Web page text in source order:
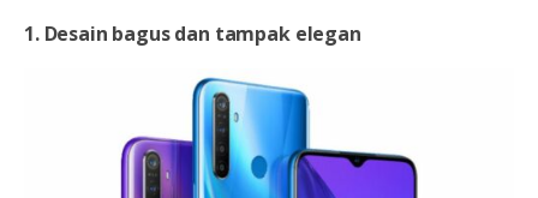
1. Desain bagus dan tampak elegan